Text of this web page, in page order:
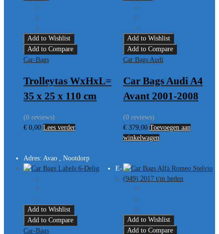
Add to Wishlist
Add to Compare
Car-Bags
Trolleytas WxHxL=
35 x 25 x 110 cm
(0 reviews)
€ 0,00 Lees verder
Add to Wishlist
Add to Compare
Car Bags Audi
Car Bags Audi A4
Avant 2001-2008
(0 reviews)
€379,00 Toevoegen aan
winkelwagen
Add to Wishlist
Add to Compare
Car-Bags
Add to Wishlist
Add to Compare
Adres: Avao , Nootdorp
E-